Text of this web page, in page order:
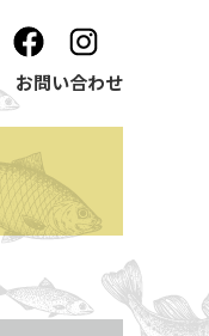
お問い合わせ